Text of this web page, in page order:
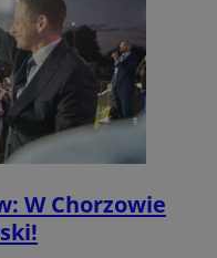
W Chorzowie